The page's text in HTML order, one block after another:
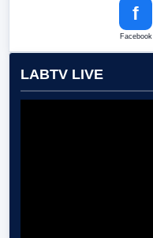
f
Facebook
LABTV LIVE